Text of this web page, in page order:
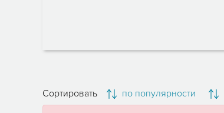
Сортировать по популярности